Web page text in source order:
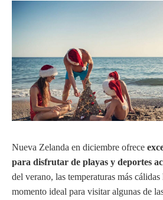
Nueva Zelanda en diciembre ofrece
para disfrutar de playas y deportes
del verano, las temperaturas más cálidas
momento ideal para visitar algunas de